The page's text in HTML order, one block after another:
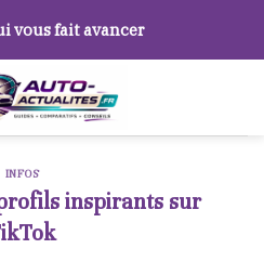
vous fait avancer
INFOS
inspirants sur